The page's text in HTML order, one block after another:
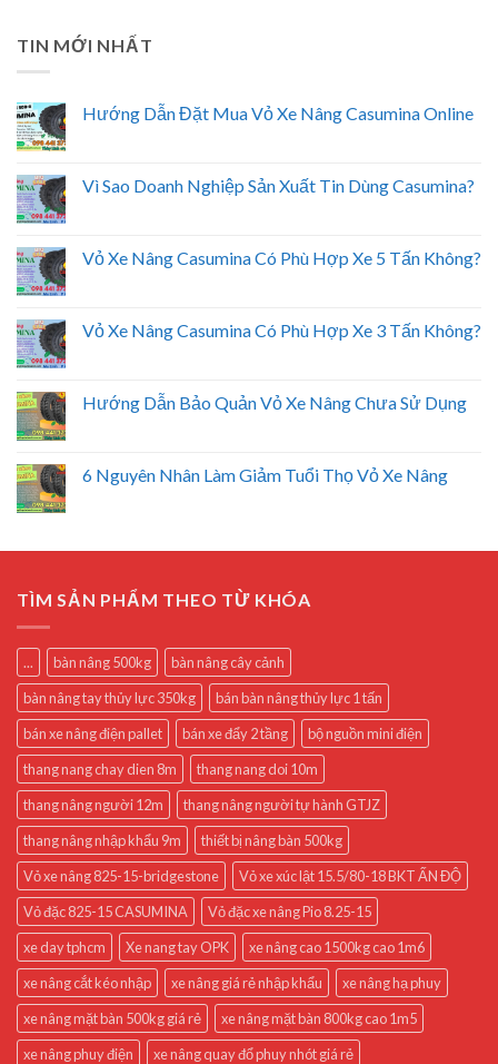
TIN MỚI NHẤT
Hướng Dẫn Đặt Mua Vỏ Xe Nâng Casumina Online
Vì Sao Doanh Nghiệp Sản Xuất Tin Dùng Casumina?
Vỏ Xe Nâng Casumina Có Phù Hợp Xe 5 Tấn Không?
Vỏ Xe Nâng Casumina Có Phù Hợp Xe 3 Tấn Không?
Hướng Dẫn Bảo Quản Vỏ Xe Nâng Chưa Sử Dụng
6 Nguyên Nhân Làm Giảm Tuổi Thọ Vỏ Xe Nâng
TÌM SẢN PHẨM THEO TỪ KHÓA
... bàn nâng 500kg
bàn nâng cây cảnh
bàn nâng tay thủy lực 350kg
bán bàn nâng thủy lực 1 tấn
bán xe nâng điện pallet
bán xe đẩy 2 tầng
bộ nguồn mini điện
thang nang chay dien 8m
thang nang doi 10m
thang nâng người 12m
thang nâng người tự hành GTJZ
thang nâng nhập khẩu 9m
thiết bị nâng bàn 500kg
Vỏ xe nâng 825-15-bridgestone
Vỏ xe xúc lật 15.5/80-18 BKT ẤN ĐỘ
Vỏ đặc 825-15 CASUMINA
Vỏ đặc xe nâng Pio 8.25-15
xe day tphcm
Xe nang tay OPK
xe nâng cao 1500kg cao 1m6
xe nâng cắt kéo nhập
xe nâng giá rẻ nhập khẩu
xe nâng hạ phuy
xe nâng mặt bàn 500kg giá rẻ
xe nâng mặt bàn 800kg cao 1m5
xe nâng phuy điện
xe nâng quay đổ phuy nhót giá rẻ